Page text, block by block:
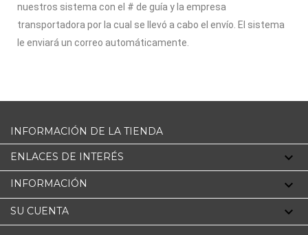
nuestros sistema con el # de guía y la empresa
transportadora por la cual se llevó a cabo el envío. El sistema
le enviará un correo automáticamente.
INFORMACIÓN DE LA TIENDA
ENLACES DE INTERÉS 
INFORMACIÓN 
SU CUENTA 